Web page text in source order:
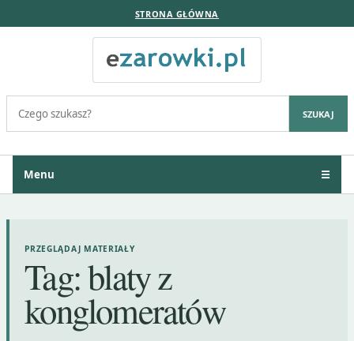
STRONA GŁÓWNA
SZUKAJ
Menu ☰
PRZEGLĄDAJ MATERIAŁY
Tag:blaty z
konglomeratów